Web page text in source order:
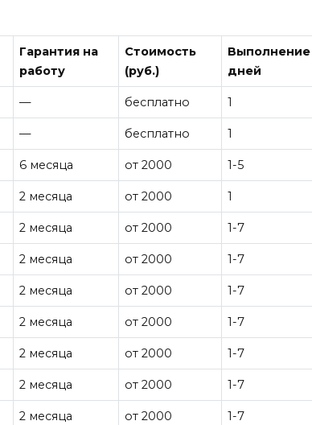
Гарантия на
работу
Стоимость
(руб.)
Выполнение
дней
— бесплатно 1
— бесплатно 1
6 месяца от 2000 1-5
2 месяца от 2000 1
2 месяца от 2000 1-7
2 месяца от 2000 1-7
2 месяца от 2000 1-7
2 месяца от 2000 1-7
2 месяца от 2000 1-7
2 месяца от 2000 1-7
2 месяца от 2000 1-7